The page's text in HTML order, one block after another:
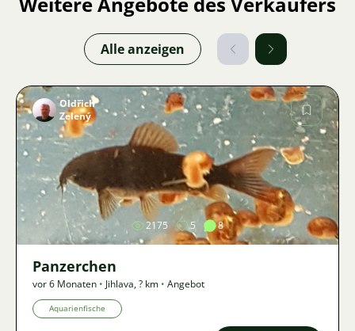
Alle anzeigen
Bild
Oldřich
Zelený
2175 5 8
Panzerchen
vor 6 Monaten • Jihlava,? km • Angebot
Aquarienfische